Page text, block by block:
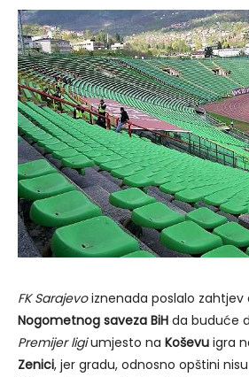
FK Sarajevoiznenada poslalo zahtjev
Nogometnog saveza BiH da buduće
Premijer ligiumjesto na Koševu igra
Zenici, jer gradu, odnosno opštini